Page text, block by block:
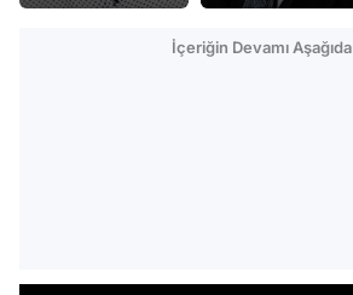
İçeriğin Devamı Aşağıda